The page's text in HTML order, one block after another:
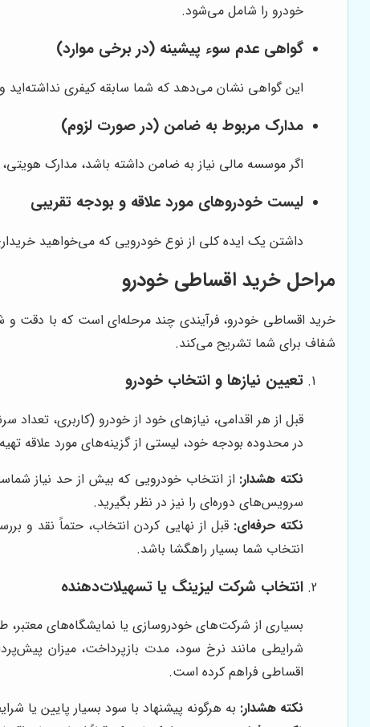
خودرو را شامل می‌شود.
گواهی عدم سوء پیشینه (در برخی موارد)
این گواهی نشان می‌دهد که شما سابقه کیفری
مدارک مربوط به ضامن (در صورت لزوم)
اگر موسسه مالی نیاز به ضامن داشته باشد، مدارک
لیست خودروهای مورد علاقه و بودجه تقریبی
داشتن یک ایده کلی از نوع خودرویی که می‌خواهید
مراحل خرید اقساطی خودرو
خرید اقساطی خودرو، فرآیندی چند مرحله‌ای است که با دقت
شفاف برای شما تشریح می‌کند.
تعیین نیازها و انتخاب خودرو
قبل از هر اقدامی، نیازهای خود از خودرو (کاربری،
در محدوده بودجه خود، لیستی از گزینه‌های مورد علاقه
نکته هشدار: از انتخاب خودرویی که بیش از حد نیاز
سرویس‌های دوره‌ای را نیز در نظر بگیرید.
نکته حرفه‌ای: قبل از نهایی کردن انتخاب، حتماً نقد و
انتخاب شما بسیار راهگشا باشد.
انتخاب شرکت لیزینگ یا تسهیلات‌دهنده
بسیاری از شرکت‌های خودروسازی یا نمایشگاه‌های
شرایطی مانند نرخ سود، مدت بازپرداخت، میزان
اقساطی فراهم کرده است.
نکته هشدار: به هرگونه پیشنهاد با سود بسیار پایین یا